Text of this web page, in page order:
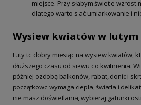
miejsce. Przy słabym świetle wzrost
dlatego warto siać umiarkowanie i
Wysiew kwiatów w lutym
Luty to dobry miesiąc na wysiew kwiatów,
dłuższego czasu od siewu do kwitnienia.
później ozdobą balkonów, rabat, donic i
początkowo wymaga ciepła, światła i
nie masz doświetlania, wybieraj gatunki